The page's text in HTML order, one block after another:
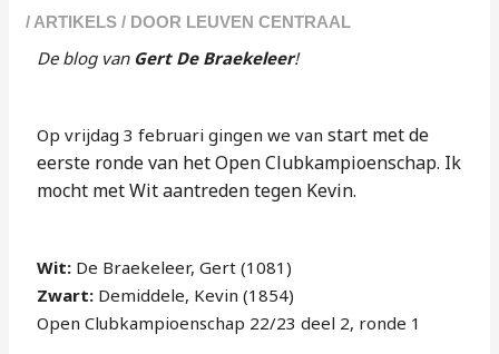
/ ARTIKELS / DOOR LEUVEN CENTRAAL
De blog van Gert De Braekeleer!
Op vrijdag 3 februari gingen we vanstart met de
eerste ronde van hetOpen Clubkampioenschap. Ik
mocht met Wit aantreden tegen Kevin.
Wit: De Braekeleer, Gert (1081)
Zwart: Demiddele, Kevin (1854)
Open Clubkampioenschap 22/23 deel 2, ronde 1